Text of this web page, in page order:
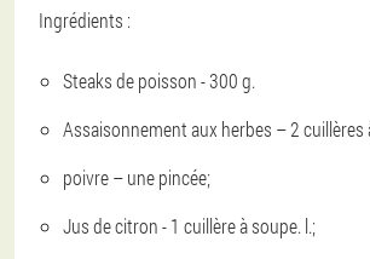
Ingrédients :
Steaks de poisson - 300 g.
Assaisonnement aux herbes – 2 cuillères
poivre – une pincée;
Jus de citron - 1 cuillère à soupe. l.;